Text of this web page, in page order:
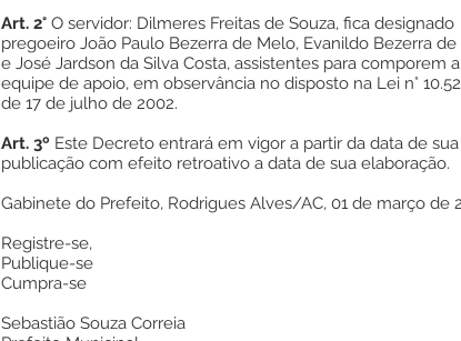
Art. 2° O servidor: Dilmeres Freitas de Souza, fica designado
pregoeiro João Paulo Bezerra de Melo, Evanildo Bezerra de
e José Jardson da Silva Costa, assistentes para comporem a
equipe de apoio, em observância no disposto na Lei n°
de 17 de julho de 2002.
Art. 3º Este Decreto entrará em vigor a partir da data de sua
publicação com efeito retroativo a data de sua elaboração.
Gabinete do Prefeito, Rodrigues Alves/AC, 01 de março de
Registre-se,
Publique-se
Cumpra-se
Sebastião Souza Correia